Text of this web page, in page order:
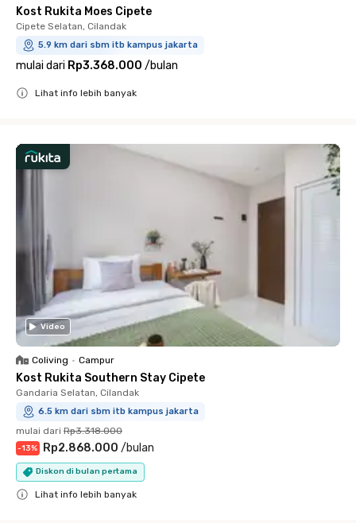
Kost Rukita Moes Cipete
Cipete Selatan, Cilandak
5.9 km dari sbm itb kampus jakarta
mulai dari Rp3.368.000 /bulan
Lihat info lebih banyak
Video
Coliving • Campur
Kost Rukita Southern Stay Cipete
Gandaria Selatan, Cilandak
6.5 km dari sbm itb kampus jakarta
mulai dari Rp3.318.000
-13% Rp2.868.000 /bulan
Diskon di bulan pertama
Lihat info lebih banyak